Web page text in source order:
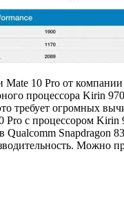
Mate 10 Pro от компании
процессора Kirin
требует огромных
Pro с процессором
Qualcomm Snapdragon
Можно